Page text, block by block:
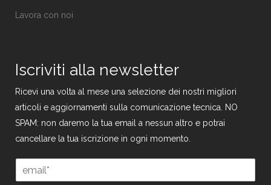
Lavora con noi
Iscriviti alla newsletter
Ricevi una volta al mese una selezione dei nostri migliori
articoli e aggiornamenti sulla comunicazione tecnica. NO
SPAM: non daremo la tua email a nessun altro e potrai
cancellare la tua iscrizione in ogni momento.
m